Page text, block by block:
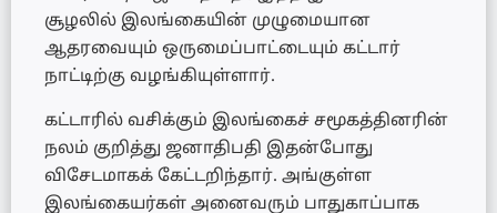
சூழலில் இலங்கையின் முழுமையான
ஆதரவையும் ஒருமைப்பாட்டையும் கட்டார்
நாட்டிற்கு வழங்கியுள்ளார்.
கட்டாரில் வசிக்கும் இலங்கைச் சமூகத்தினரின்
நலம் குறித்து ஜனாதிபதி இதன்போது
விசேடமாகக் கேட்டறிந்தார். அங்குள்ள
இலங்கையர்கள் அனைவரும் பாதுகாப்பாக